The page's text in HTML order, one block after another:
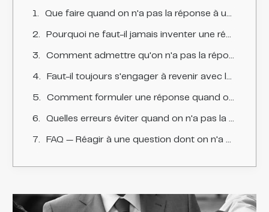
Que faire quand on n'a pas la réponse à une question en crise ?
Pourquoi ne faut-il jamais inventer une réponse ?
Comment admettre qu'on n'a pas la réponse sans paraître incompétent ?
Faut-il toujours s'engager à revenir avec la réponse ?
Comment formuler une réponse quand on ne sait pas ?
Quelles erreurs éviter quand on n'a pas la réponse ?
FAQ — Réagir à une question dont on n'a pas la réponse